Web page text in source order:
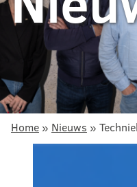
Home » Nieuws »